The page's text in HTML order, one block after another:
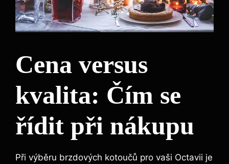
Cena versus
kvalita: Čím se
řídit při nákupu
Při výběru brzdových kotoučů pro vaši Octavii je